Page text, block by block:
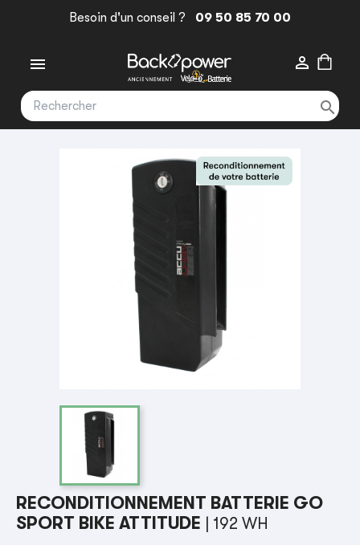
Besoin d'un conseil ? 09 50 85 70 00
 

RECONDITIONNEMENT BATTERIE GO
SPORT BIKE ATTITUDE
| 192 WH